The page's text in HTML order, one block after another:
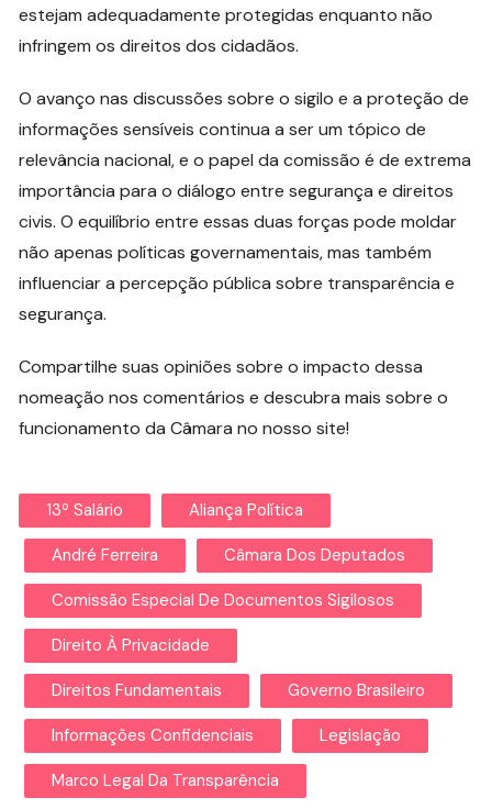
estejam adequadamente protegidas enquanto não
infringem os direitos dos cidadãos.
O avanço nas discussões sobre o sigilo e a proteção de
informações sensíveis continua a ser um tópico de
relevância nacional, e o papel da comissão é de extrema
importância para o diálogo entre segurança e direitos
civis. O equilíbrio entre essas duas forças pode moldar
não apenas políticas governamentais, mas também
influenciar a percepção pública sobre transparência e
segurança.
Compartilhe suas opiniões sobre o impacto dessa
nomeação nos comentários e descubra mais sobre o
funcionamento da Câmara no nosso site!
13º Salário Aliança Política
André Ferreira Câmara Dos Deputados
Comissão Especial De Documentos Sigilosos
Direito À Privacidade
Direitos Fundamentais Governo Brasileiro
Informações Confidenciais Legislação
Marco Legal Da Transparência